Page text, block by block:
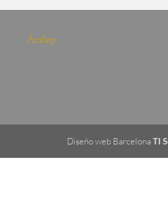
Acifep
Diseño web BarcelonaTI